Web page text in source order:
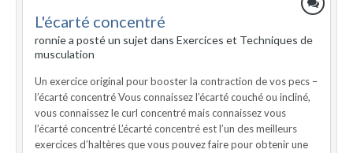
L'écarté concentré
ronnie a posté un sujet dans Exercices et Techniques de
musculation
Un exercice original pour booster la contraction de vos pecs –
l’écarté concentré Vous connaissez l’écarté couché ou incliné,
vous connaissez le curl concentré mais connaissez vous
l’écarté concentré L’écarté concentré est l’un des meilleurs
exercices d’haltères que vous pouvez faire pour obtenir une